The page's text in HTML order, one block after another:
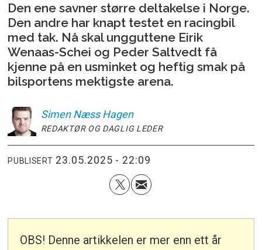
Den ene savner større deltakelse i Norge.
Den andre har knapt testet en racingbil
med tak. Nå skal ungguttene Eirik
Wenaas-Schei og Peder Saltvedt få
kjenne på en usminket og heftig smak på
bilsportens mektigste arena.
Simen Næss Hagen
REDAKTØR OG DAGLIG LEDER
PUBLISERT 23.05.2025 - 22:09
OBS! Denne artikkelen er mer enn ett år